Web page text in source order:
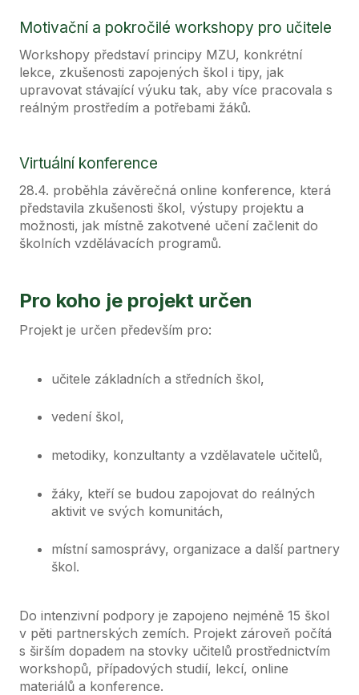
Motivační a pokročilé workshopy pro učitele
Workshopy představí principy MZU, konkrétní
lekce, zkušenosti zapojených škol i tipy, jak
upravovat stávající výuku tak, aby více pracovala s
reálným prostředím a potřebami žáků.
Virtuální konference
28.4. proběhla závěrečná online konference, která
představila zkušenosti škol, výstupy projektu a
možnosti, jak místně zakotvené učení začlenit do
školních vzdělávacích programů.
Pro koho je projekt určen
Projekt je určen především pro:
učitele základních a středních škol,
vedení škol,
metodiky, konzultanty a vzdělavatele učitelů,
žáky, kteří se budou zapojovat do reálných
aktivit ve svých komunitách,
místní samosprávy, organizace a další partnery
škol.
Do intenzivní podpory je zapojeno nejméně 15 škol
v pěti partnerských zemích. Projekt zároveň počítá
s širším dopadem na stovky učitelů prostřednictvím
workshopů, případových studií, lekcí, online
materiálů a konference.